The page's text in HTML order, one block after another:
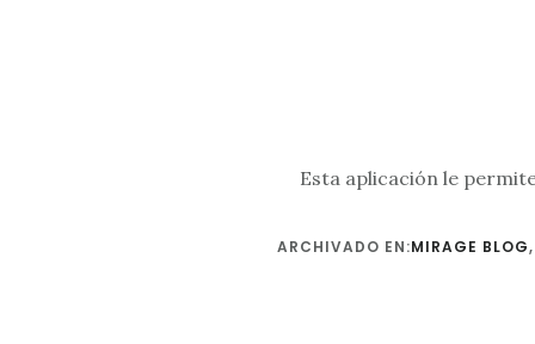
Esta aplicación le
ARCHIVADO EN:MIRAGE BLOG,